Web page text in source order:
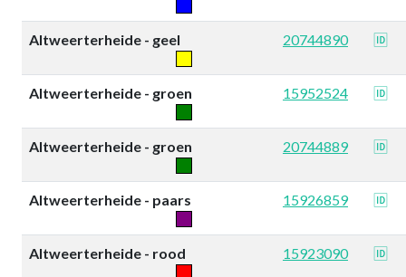
Altweerterheide - geel 20744890 🆔
Altweerterheide - groen 15952524 🆔
Altweerterheide - groen 20744889 🆔
Altweerterheide - paars 15926859 🆔
Altweerterheide - rood 15923090 🆔